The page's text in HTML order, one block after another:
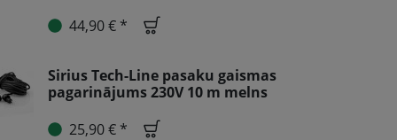
44,90 € *
Sirius Tech-Line pasaku gaismas
pagarinājums 230V 10 m melns
25,90 € *